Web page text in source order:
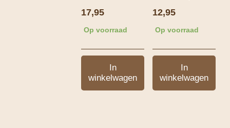
17,95
Op voorraad
In
winkelwagen
12,95
Op voorraad
In
winkelwagen